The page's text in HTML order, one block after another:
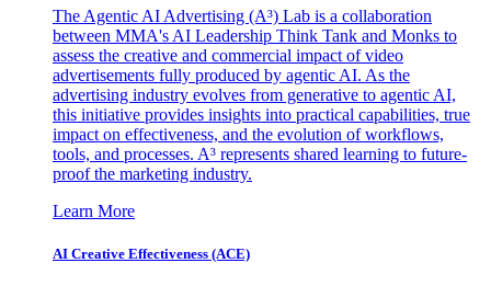
The Agentic AI Advertising (A³) Lab is a collaboration
between MMA's AI Leadership Think Tank and Monks to
assess the creative and commercial impact of video
advertisements fully produced by agentic AI. As the
advertising industry evolves from generative to agentic AI,
this initiative provides insights into practical capabilities, true
impact on effectiveness, and the evolution of workflows,
tools, and processes. A³ represents shared learning to future-
proof the marketing industry.
Learn More
AI Creative Effectiveness (ACE)